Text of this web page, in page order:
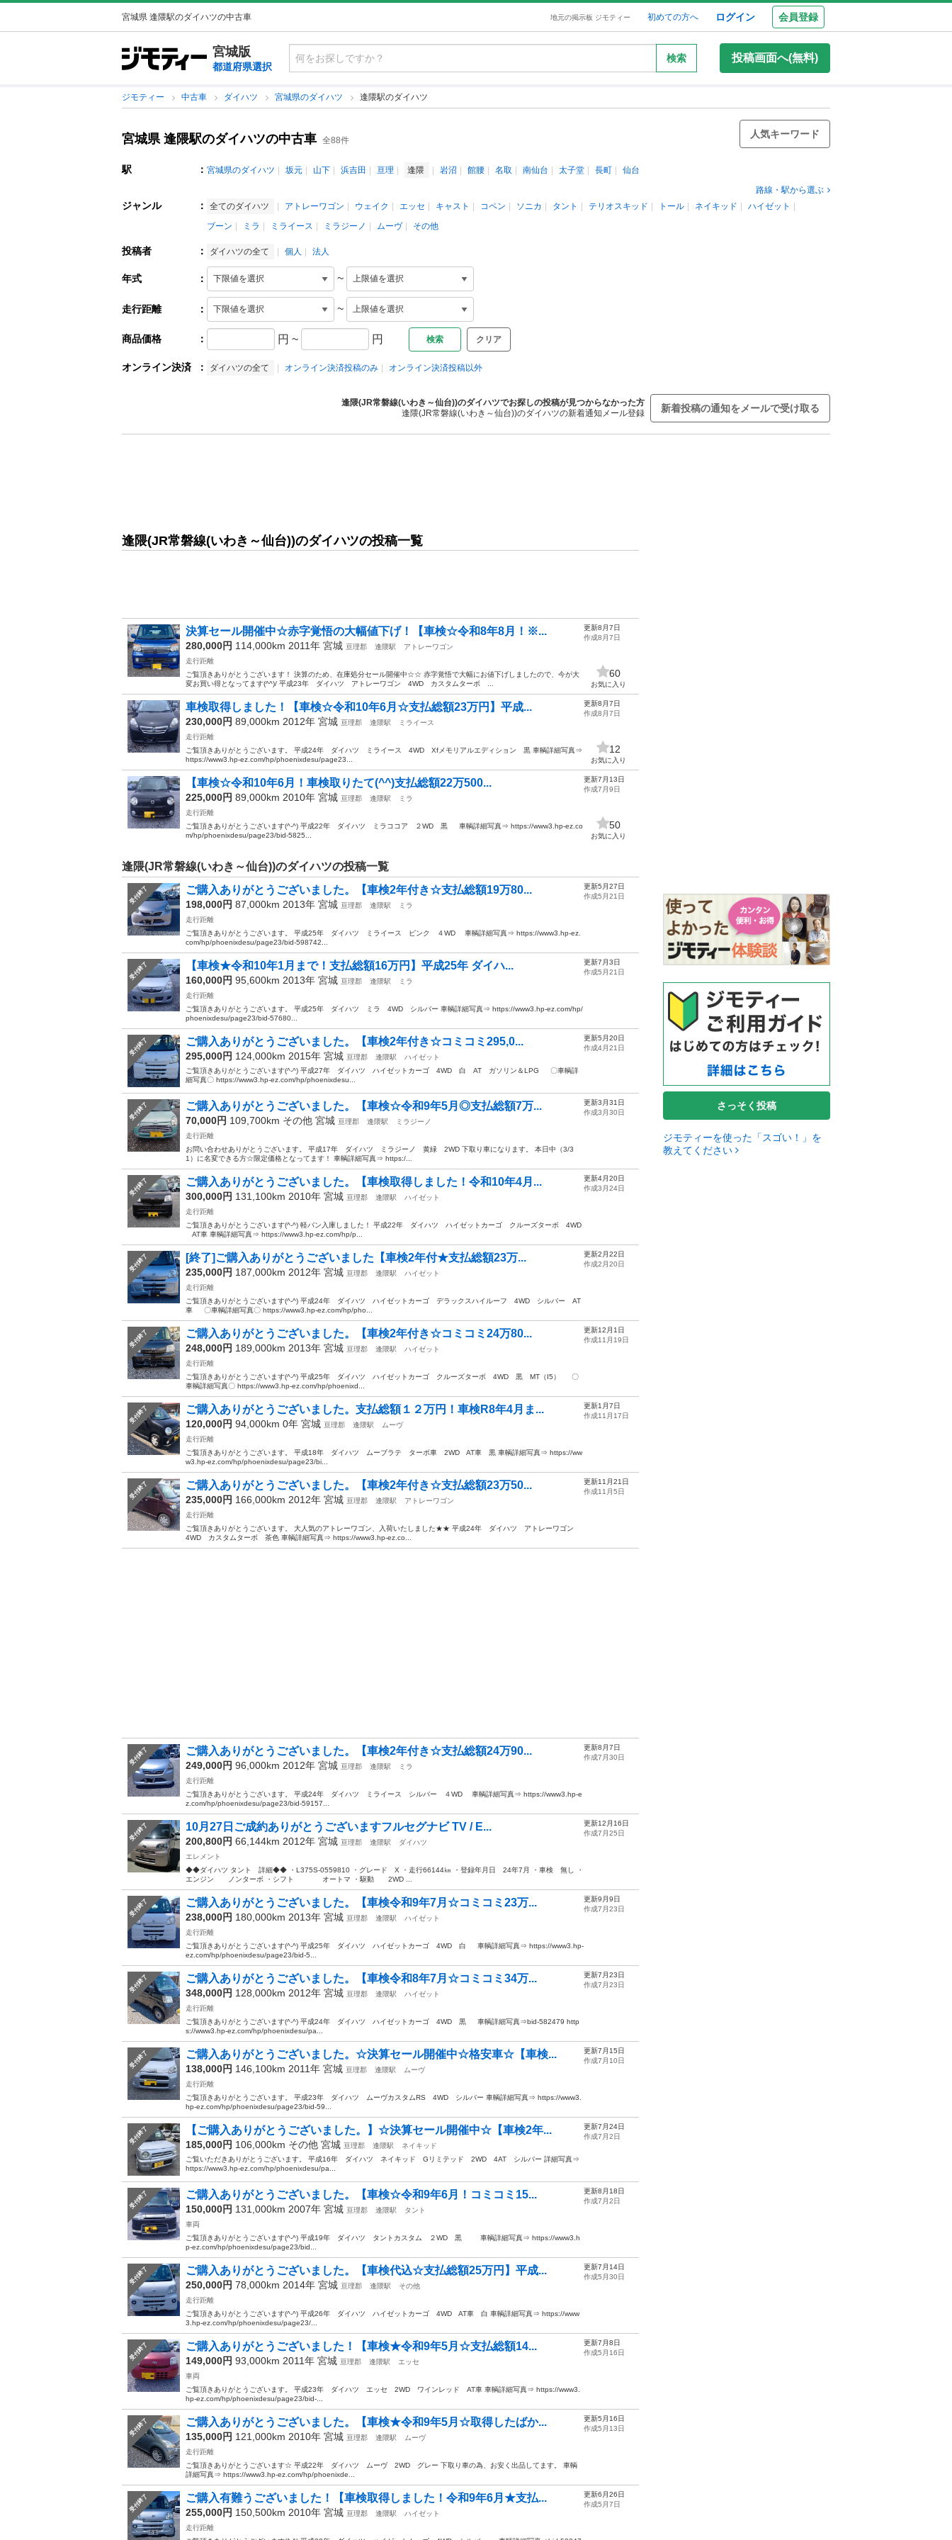
宮城県 逢隈駅のダイハツの中古車 地元の掲示板 ジモティー 初めての方へ ログイン 会員登録
宮城版
都道府県選択
検索 投稿画面へ(無料)
ジモティー 中古車 ダイハツ 宮城県のダイハツ 逢隈駅のダイハツ
宮城県 逢隈駅のダイハツの中古車 全88件
人気キーワード
駅 ： 宮城県のダイハツ 坂元 山下 浜吉田 亘理 逢隈 岩沼 館腰 名取 南仙台 太子堂 長町
仙台
路線・駅から選ぶ
ジャンル ： 全てのダイハツ アトレーワゴン ウェイク エッセ キャスト コペン ソニカ タント テリオスキッド トール ネイキッド
ハイゼット
ブーン
ミラ ミライース ミラジーノ ムーヴ その他
投稿者 ： ダイハツの全て 個人 法人
年式 ： ~
走行距離 ： ~
商品価格 ： 円 ~ 円 クリア
オンライン決済 ： ダイハツの全て オンライン決済投稿のみ オンライン決済投稿以外
逢隈(JR常磐線(いわき～仙台))のダイハツでお探しの投稿が見つからなかった方
逢隈(JR常磐線(いわき～仙台))のダイハツの新着通知メール登録
新着投稿の通知をメールで受け取る
逢隈(JR常磐線(いわき～仙台))のダイハツの投稿一覧
決算セール開催中☆赤字覚悟の大幅値下げ！【車検☆令和8年8月！※...
280,000円 114,000km 2011年 宮城 亘理郡 逢隈駅
アトレーワゴン
走行距離
ご覧頂きありがとうございます！ 決算のため、在庫処分セール開催中☆☆ 赤字覚悟で大幅にお値下げしましたので、今が大
変お買い得となってます(^^)/ 平成23年 ダイハツ アトレーワゴン 4WD カスタムターボ ...
更新8月7日
作成8月7日
60
お気に入り
車検取得しました！【車検☆令和10年6月☆支払総額23万円】平成...
230,000円 89,000km 2012年 宮城 亘理郡 逢隈駅
ミライース
走行距離
ご覧頂きありがとうございます。 平成24年 ダイハツ ミライース 4WD Xfメモリアルエディション 黒 車輌詳細写真⇒
https://www3.hp-ez.com/hp/phoenixdesu/page23...
更新8月7日
作成8月7日
12
お気に入り
【車検☆令和10年6月！車検取りたて(^^)支払総額22万500...
225,000円 89,000km 2010年 宮城 亘理郡 逢隈駅
ミラ
走行距離
ご覧頂きありがとうございます(^-^) 平成22年 ダイハツ ミラココア ２WD 黒 車輌詳細写真⇒ https://www3.hp-ez.co
m/hp/phoenixdesu/page23/bid-5825...
更新7月13日
作成7月9日
50
お気に入り
逢隈(JR常磐線(いわき～仙台))のダイハツの投稿一覧
受付終了 ご購入ありがとうございました。【車検2年付き☆支払総額19万80...
198,000円 87,000km 2013年 宮城 亘理郡 逢隈駅
ミラ
走行距離
ご覧頂きありがとうございます。 平成25年 ダイハツ ミライース ピンク ４WD 車輌詳細写真⇒ https://www3.hp-ez.
com/hp/phoenixdesu/page23/bid-598742...
更新5月27日
作成5月21日
受付終了 【車検★令和10年1月まで！支払総額16万円】平成25年 ダイハ...
160,000円 95,600km 2013年 宮城 亘理郡 逢隈駅
ミラ
走行距離
ご覧頂きありがとうございます。 平成25年 ダイハツ ミラ 4WD シルバー 車輌詳細写真⇒ https://www3.hp-ez.com/hp/
phoenixdesu/page23/bid-57680...
更新7月3日
作成5月21日
受付終了 ご購入ありがとうございました。【車検2年付き☆コミコミ295,0...
295,000円 124,000km 2015年 宮城 亘理郡 逢隈駅
ハイゼット
ご覧頂きありがとうございます(^-^) 平成27年 ダイハツ ハイゼットカーゴ 4WD 白 AT ガソリン＆LPG 〇車輌詳
細写真〇 https://www3.hp-ez.com/hp/phoenixdesu...
更新5月20日
作成4月21日
受付終了 ご購入ありがとうございました。【車検☆令和9年5月◎支払総額7万...
70,000円 109,700km その他 宮城 亘理郡 逢隈駅
ミラジーノ
走行距離
お問い合わせありがとうございます。 平成17年 ダイハツ ミラジーノ 黄緑 2WD 下取り車になります。 本日中（3/3
1）に名変できる方☆限定価格となってます！ 車輌詳細写真⇒ https:/...
更新3月31日
作成3月30日
受付終了 ご購入ありがとうございました。【車検取得しました！令和10年4月...
300,000円 131,100km 2010年 宮城 亘理郡 逢隈駅
ハイゼット
走行距離
ご覧頂きありがとうございます(^-^) 軽バン入庫しました！ 平成22年 ダイハツ ハイゼットカーゴ クルーズターボ 4WD
AT車 車輌詳細写真⇒ https://www3.hp-ez.com/hp/p...
更新4月20日
作成3月24日
受付終了 [終了]ご購入ありがとうございました【車検2年付★支払総額23万...
235,000円 187,000km 2012年 宮城 亘理郡 逢隈駅
ハイゼット
走行距離
ご覧頂きありがとうございます(^-^) 平成24年 ダイハツ ハイゼットカーゴ デラックスハイルーフ 4WD シルバー AT
車 〇車輌詳細写真〇 https://www3.hp-ez.com/hp/pho...
更新2月22日
作成2月20日
受付終了 ご購入ありがとうございました。【車検2年付き☆コミコミ24万80...
248,000円 189,000km 2013年 宮城 亘理郡 逢隈駅
ハイゼット
走行距離
ご覧頂きありがとうございます(^-^) 平成25年 ダイハツ ハイゼットカーゴ クルーズターボ 4WD 黒 MT（I5） 〇
車輌詳細写真〇 https://www3.hp-ez.com/hp/phoenixd...
更新12月1日
作成11月19日
受付終了 ご購入ありがとうございました。支払総額１２万円！車検R8年4月ま...
120,000円 94,000km 0年 宮城 亘理郡 逢隈駅
ムーヴ
走行距離
ご覧頂きありがとうございます。 平成18年 ダイハツ ムーブラテ ターボ車 2WD AT車 黒 車輌詳細写真⇒ https://ww
w3.hp-ez.com/hp/phoenixdesu/page23/bi...
更新1月7日
作成11月17日
受付終了 ご購入ありがとうございました。【車検2年付き☆支払総額23万50...
235,000円 166,000km 2012年 宮城 亘理郡 逢隈駅
アトレーワゴン
走行距離
ご覧頂きありがとうございます。 大人気のアトレーワゴン、入荷いたしました★★ 平成24年 ダイハツ アトレーワゴン
4WD カスタムターボ 茶色 車輌詳細写真⇒ https://www3.hp-ez.co...
更新11月21日
作成11月5日
受付終了 ご購入ありがとうございました。【車検2年付き☆支払総額24万90...
249,000円 96,000km 2012年 宮城 亘理郡 逢隈駅
ミラ
走行距離
ご覧頂きありがとうございます。 平成24年 ダイハツ ミライース シルバー ４WD 車輌詳細写真⇒ https://www3.hp-e
z.com/hp/phoenixdesu/page23/bid-59157...
更新8月7日
作成7月30日
受付終了 10月27日ご成約ありがとうございますフルセグナビ TV / E...
200,800円 66,144km 2012年 宮城 亘理郡 逢隈駅
ダイハツ
エレメント
◆◆ダイハツ タント 詳細◆◆ ・L375S-0559810 ・グレード X ・走行66144㎞ ・登録年月日 24年7月 ・車検 無し ・
エンジン ノンターボ ・シフト オートマ ・駆動 2WD ...
更新12月16日
作成7月25日
受付終了 ご購入ありがとうございました。【車検令和9年7月☆コミコミ23万...
238,000円 180,000km 2013年 宮城 亘理郡 逢隈駅
ハイゼット
走行距離
ご覧頂きありがとうございます(^-^) 平成25年 ダイハツ ハイゼットカーゴ 4WD 白 車輌詳細写真⇒ https://www3.hp-
ez.com/hp/phoenixdesu/page23/bid-5...
更新9月9日
作成7月23日
受付終了 ご購入ありがとうございました。【車検令和8年7月☆コミコミ34万...
348,000円 128,000km 2012年 宮城 亘理郡 逢隈駅
ハイゼット
走行距離
ご覧頂きありがとうございます(^-^) 平成24年 ダイハツ ハイゼットカーゴ 4WD 黒 車輌詳細写真⇒bid-582479 http
s://www3.hp-ez.com/hp/phoenixdesu/pa...
更新7月23日
作成7月23日
受付終了 ご購入ありがとうございました。☆決算セール開催中☆格安車☆【車検...
138,000円 146,100km 2011年 宮城 亘理郡 逢隈駅
ムーヴ
走行距離
ご覧頂きありがとうございます。 平成23年 ダイハツ ムーヴカスタムRS 4WD シルバー 車輌詳細写真⇒ https://www3.
hp-ez.com/hp/phoenixdesu/page23/bid-59...
更新7月15日
作成7月10日
受付終了 【ご購入ありがとうございました。】☆決算セール開催中☆【車検2年...
185,000円 106,000km その他 宮城 亘理郡 逢隈駅
ネイキッド
ご覧いただきありがとうございます。 平成16年 ダイハツ ネイキッド Gリミテッド 2WD 4AT シルバー 詳細写真⇒
https://www3.hp-ez.com/hp/phoenixdesu/pa...
更新7月24日
作成7月2日
受付終了 ご購入ありがとうございました。【車検☆令和9年6月！コミコミ15...
150,000円 131,000km 2007年 宮城 亘理郡 逢隈駅
タント
車両
ご覧頂きありがとうございます(^-^) 平成19年 ダイハツ タントカスタム ２WD 黒 車輌詳細写真⇒ https://www3.h
p-ez.com/hp/phoenixdesu/page23/bid...
更新8月18日
作成7月2日
受付終了 ご購入ありがとうございました。【車検代込☆支払総額25万円】平成...
250,000円 78,000km 2014年 宮城 亘理郡 逢隈駅
その他
走行距離
ご覧頂きありがとうございます(^-^) 平成26年 ダイハツ ハイゼットカーゴ 4WD AT車 白 車輌詳細写真⇒ https://www
3.hp-ez.com/hp/phoenixdesu/page23/...
更新7月14日
作成5月30日
受付終了 ご購入ありがとうございました！【車検★令和9年5月☆支払総額14...
149,000円 93,000km 2011年 宮城 亘理郡 逢隈駅
エッセ
車両
ご覧頂きありがとうございます。 平成23年 ダイハツ エッセ 2WD ワインレッド AT車 車輌詳細写真⇒ https://www3.
hp-ez.com/hp/phoenixdesu/page23/bid-...
更新7月8日
作成5月16日
受付終了 ご購入ありがとうございました。【車検★令和9年5月☆取得したばか...
135,000円 121,000km 2010年 宮城 亘理郡 逢隈駅
ムーヴ
走行距離
ご覧頂きありがとうございます☆ 平成22年 ダイハツ ムーヴ 2WD グレー 下取り車の為、お安く出品してます。 車輌
詳細写真⇒ https://www3.hp-ez.com/hp/phoenixde...
更新5月16日
作成5月13日
受付終了 ご購入有難うございました！【車検取得しました！令和9年6月★支払...
255,000円 150,500km 2010年 宮城 亘理郡 逢隈駅
ハイゼット
走行距離
更新6月26日
作成5月7日
さっそく投稿
ジモティーを使った「スゴい！」を
教えてください